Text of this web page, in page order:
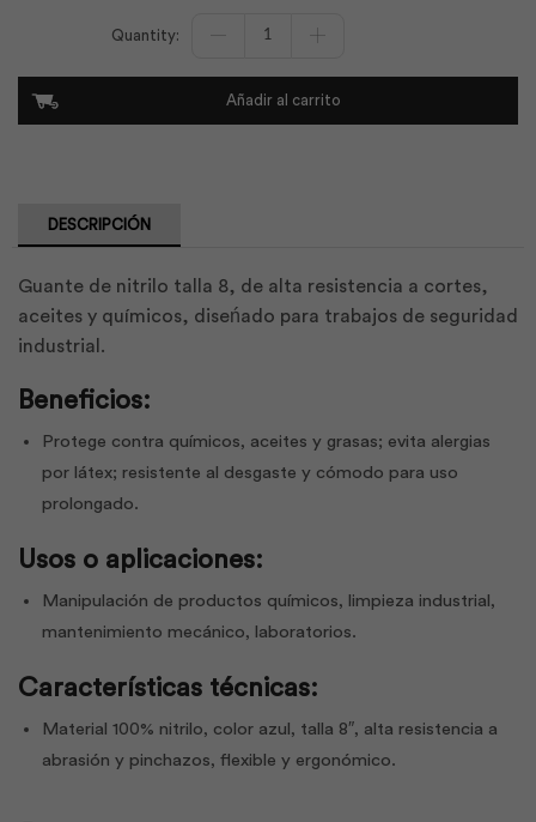
|
Añadir al carrito
DESCRIPCIÓN
Guante de nitrilo talla 8, de alta resistencia a cortes,
aceites y químicos, diseńado para trabajos de seguridad
industrial.
Beneficios:
Protege contra químicos, aceites y grasas; evita alergias
por látex; resistente al desgaste y cómodo para uso
prolongado.
Usos o aplicaciones:
Manipulación de productos químicos, limpieza industrial,
mantenimiento mecánico, laboratorios.
Características técnicas:
Material 100% nitrilo, color azul, talla 8″, alta resistencia a
abrasión y pinchazos, flexible y ergonómico.